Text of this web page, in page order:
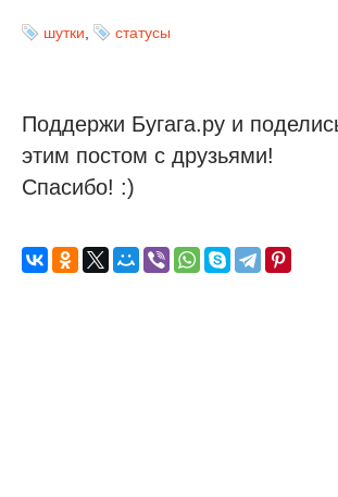
шутки статусы
Поддержи Бугага.ру и
этим постом с друзьями!
Спасибо! :)